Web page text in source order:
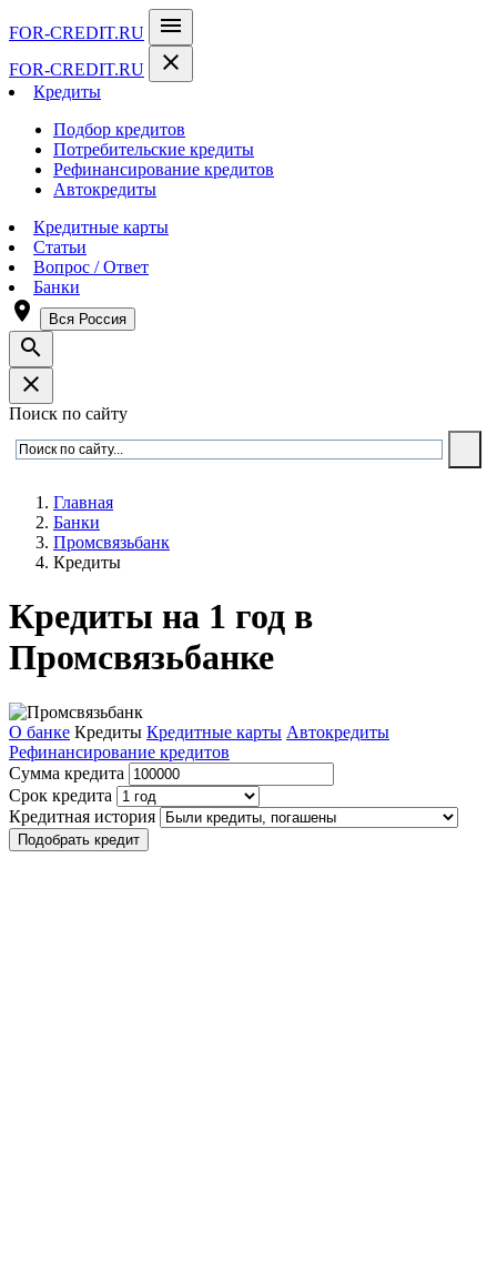
FOR-CREDIT.RU menu
FOR-CREDIT.RU close
Кредиты
Подбор кредитов
Потребительские кредиты
Рефинансирование кредитов
Автокредиты
Кредитные карты
Статьи
Вопрос / Ответ
Банки
room Вся Россия
search
close
Поиск по сайту
Главная
Банки
Промсвязьбанк
Кредиты
Кредиты на 1 год в
Промсвязьбанке
О банке Кредиты Кредитные карты Автокредиты
Рефинансирование кредитов
Сумма кредита
Срок кредита
Кредитная история
Подобрать кредит